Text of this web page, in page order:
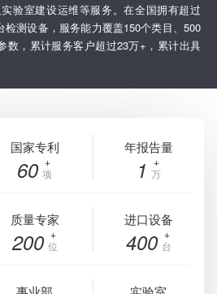
验室建设运维等服务。在全国拥有超过
检测设备，服务能力覆盖150个类目、500
数，累计服务客户超过23万+，累计出具
国家专利
60 项
年报告量
1 万
质量专家
200 位
进口设备
400 台